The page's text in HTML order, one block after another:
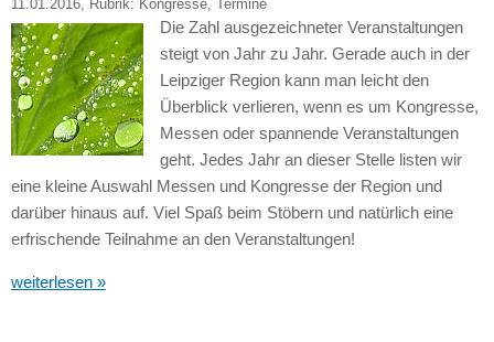
11.01.2016, Rubrik: Kongresse, Termine
Die Zahl ausgezeichneter Veranstaltungen
steigt von Jahr zu Jahr. Gerade auch in der
Leipziger Region kann man leicht den
Überblick verlieren, wenn es um Kongresse,
Messen oder spannende Veranstaltungen
geht. Jedes Jahr an dieser Stelle listen wir
eine kleine Auswahl Messen und Kongresse der Region und
darüber hinaus auf. Viel Spaß beim Stöbern und natürlich eine
erfrischende Teilnahme an den Veranstaltungen!
weiterlesen »